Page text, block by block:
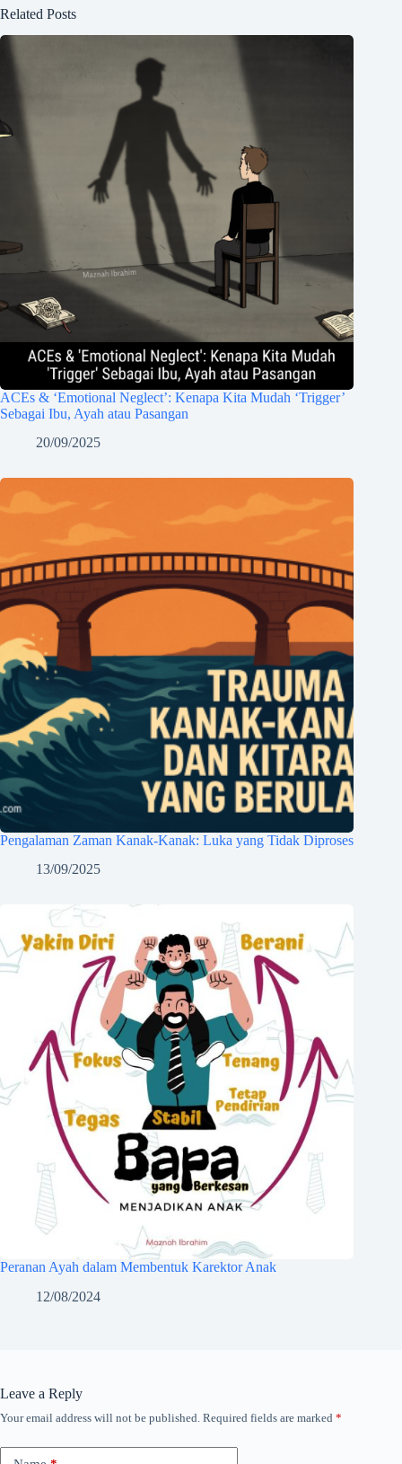
Related Posts
ACEs & ‘Emotional Neglect’: Kenapa Kita Mudah ‘Trigger’
Sebagai Ibu, Ayah atau Pasangan
20/09/2025
Pengalaman Zaman Kanak-Kanak: Luka yang Tidak Diproses
13/09/2025
Peranan Ayah dalam Membentuk Karektor Anak
12/08/2024
Leave a Reply
Your email address will not be published. Required fields are marked *